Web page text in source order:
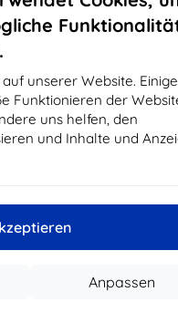
unserer Website.
Funktionieren der
uns helfen, den
und Inhalte und
Anpassen
Auf Lager > 5 Stk.
Gutschein